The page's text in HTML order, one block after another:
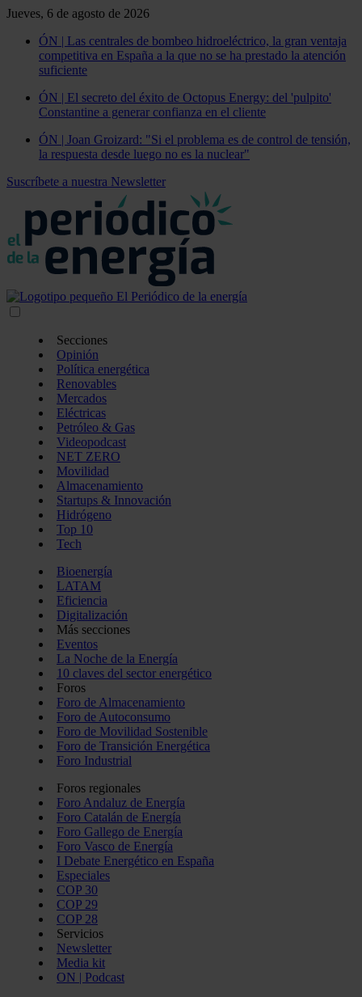
Jueves, 6 de agosto de 2026
ÓN | Las centrales de bombeo hidroeléctrico, la gran ventaja
competitiva en España a la que no se ha prestado la atención
suficiente
ÓN | El secreto del éxito de Octopus Energy: del 'pulpito'
Constantine a generar confianza en el cliente
ÓN | Joan Groizard: "Si el problema es de control de tensión,
la respuesta desde luego no es la nuclear"
Suscríbete a nuestra Newsletter
Secciones
Opinión
Política energética
Renovables
Mercados
Eléctricas
Petróleo & Gas
Videopodcast
NET ZERO
Movilidad
Almacenamiento
Startups & Innovación
Hidrógeno
Top 10
Tech
Bioenergía
LATAM
Eficiencia
Digitalización
Más secciones
Eventos
La Noche de la Energía
10 claves del sector energético
Foros
Foro de Almacenamiento
Foro de Autoconsumo
Foro de Movilidad Sostenible
Foro de Transición Energética
Foro Industrial
Foros regionales
Foro Andaluz de Energía
Foro Catalán de Energía
Foro Gallego de Energía
Foro Vasco de Energía
I Debate Energético en España
Especiales
COP 30
COP 29
COP 28
Servicios
Newsletter
Media kit
ON | Podcast